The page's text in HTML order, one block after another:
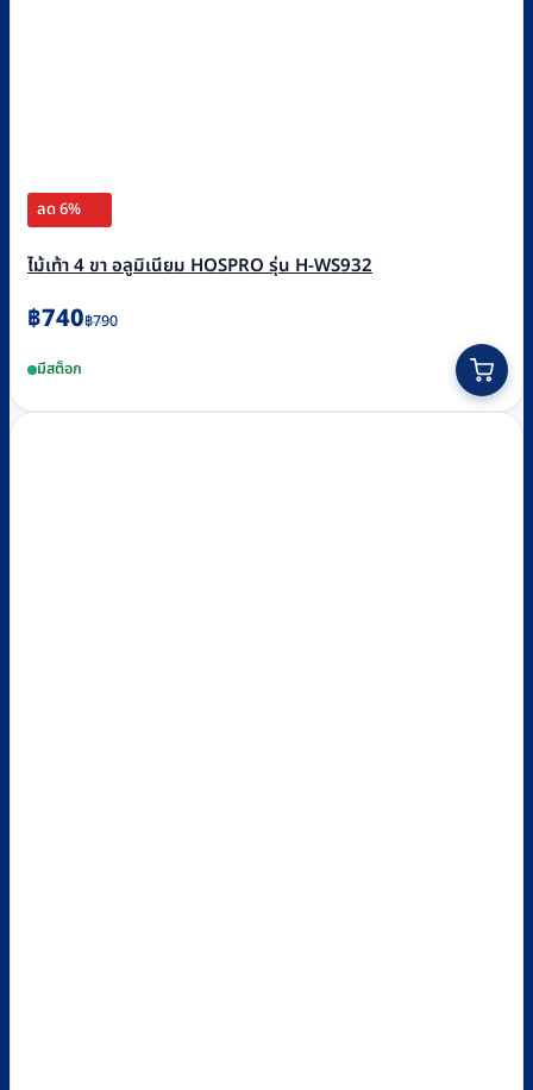
ลด 6%
ไม้เท้า 4 ขา อลูมิเนียม HOSPRO รุ่น H-WS932
฿790
Original
was:
฿790.
฿740
Current
is:
฿740.
มีสต็อก